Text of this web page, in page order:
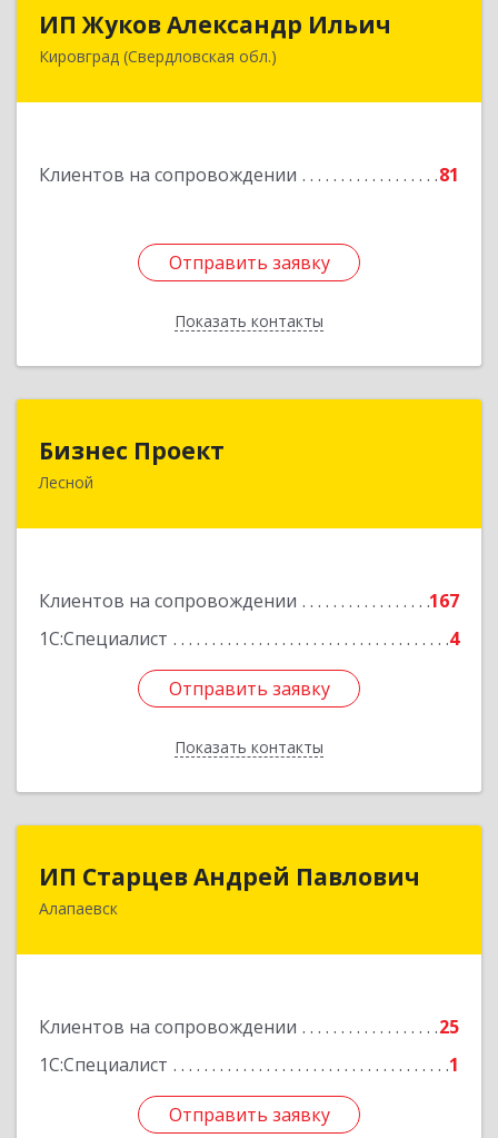
ИП Жуков Александр Ильич
Кировград (Свердловская обл.)
Клиентов на сопровождении 81
Отправить заявку
Показать контакты
624140, Свердловская обл, Кировград г,
Отправить заявку
Назад
Бизнес Проект
Лесной
Клиентов на сопровождении
167
1С:Специалист
4
Отправить заявку
Показать контакты
624200, Свердловская обл, Лесной г, Сиротина
Отправить заявку
Назад
ИП Старцев Андрей Павлович
Алапаевск
Клиентов на сопровождении
25
1С:Специалист
1
Отправить заявку
ИП Старцев Андрей Павлович
624601, Свердловская обл, Алапаевск г,
Отправить заявку